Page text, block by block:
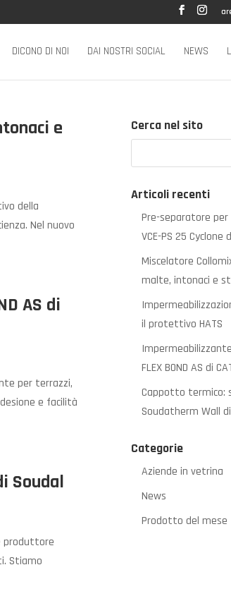
DICONO DI NOI DAI NOSTRI SOCIAL NEWS
e
della
Nel nuovo
AS di
per terrazzi,
e facilità
Soudal
produttore
Stiamo
Cerca nel sito
Articoli recenti
Pre-separatore
VCE-PS 25 Cyclone
Miscelatore
malte, intonaci e
il protettivo HATS
FLEX BOND AS di
Cappotto termico:
Soudatherm Wall di
Categorie
Aziende in vetrina
News
Prodotto del mese